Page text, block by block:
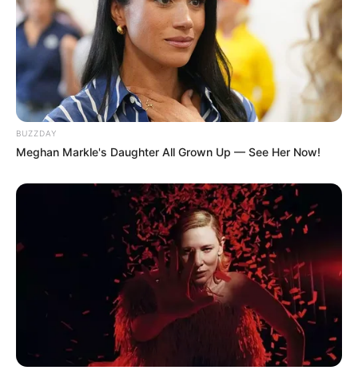
BUZZDAY
Meghan Markle's Daughter All Grown Up — See Her Now!